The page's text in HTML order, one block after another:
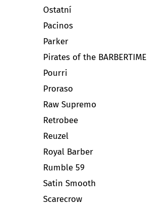
Ostatní
Pacinos
Parker
Pirates of the BARBERTIME
Pourri
Proraso
Raw Supremo
Retrobee
Reuzel
Royal Barber
Rumble 59
Satin Smooth
Scarecrow